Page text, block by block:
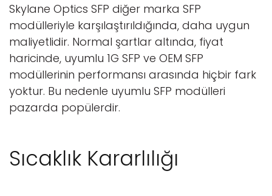
Skylane Optics SFP diğer marka SFP
modülleriyle karşılaştırıldığında, daha uygun
maliyetlidir. Normal şartlar altında, fiyat
haricinde, uyumlu 1G SFP ve OEM SFP
modüllerinin performansı arasında hiçbir fark
yoktur. Bu nedenle uyumlu SFP modülleri
pazarda popülerdir.
Sıcaklık Kararlılığı